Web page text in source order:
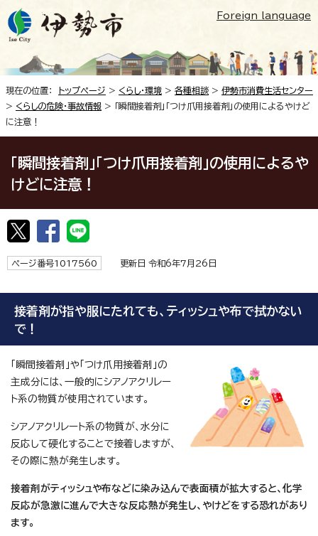
Foreign language
現在の位置： トップページ > くらし・環境 > 各種相談 > 伊勢市消費生活センター
> くらしの危険・事故情報 > 「瞬間接着剤」「つけ爪用接着剤」の使用によるやけど
に注意！
「瞬間接着剤」「つけ爪用接着剤」の使用によるや
けどに注意！
ページ番号1017560 更新日 令和6年7月26日
接着剤が指や服にたれても、ティッシュや布で拭かない
で！
「瞬間接着剤」や「つけ爪用接着剤」の
主成分には、一般的にシアノアクリレー
ト系の物質が使用されています。
シアノアクリレート系の物質が、水分に
反応して硬化することで接着しますが、
その際に熱が発生します。
接着剤がティッシュや布などに染み込んで表面積が拡大すると、化学
反応が急激に進んで大きな反応熱が発生し、やけどをする恐れがあり
ます。